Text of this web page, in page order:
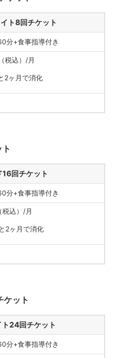
ト8回チケット
分+食事指導付き
税込）/月
2ヶ月で消化
回チケット
分+食事指導付き
税込）/月
2ヶ月で消化
ケット
24回チケット
分+食事指導付き